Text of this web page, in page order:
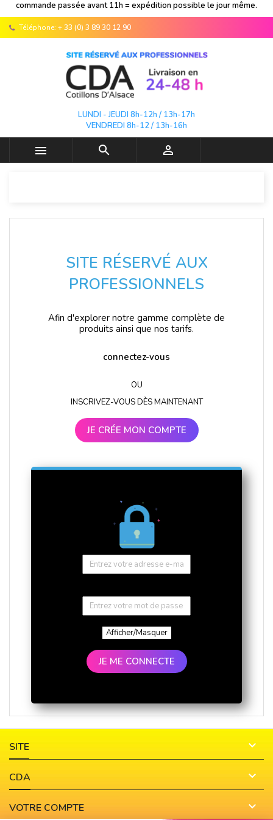
commande passée avant 11h = expédition possible le jour même.
Téléphone: + 33 (0) 3 89 30 12 90
LUNDI - JEUDI 8h-12h / 13h-17h
VENDREDI 8h-12 / 13h-16h
  
SITE RÉSERVÉ AUX
PROFESSIONNELS
Afin d'explorer notre gamme complète de
produits ainsi que nos tarifs.
connectez-vous
OU
INSCRIVEZ-VOUS DÈS MAINTENANT
JE CRÉE MON COMPTE
Afficher/Masquer
JE ME CONNECTE
SITE 
CDA 
VOTRE COMPTE 